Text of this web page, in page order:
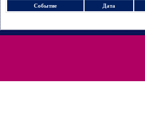
Событие Дата